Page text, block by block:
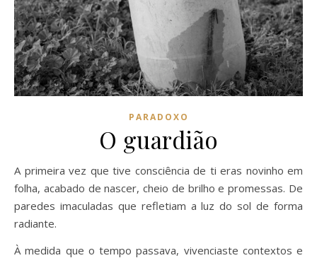
PARADOXO
O guardião
A primeira vez que tive consciência de ti eras novinho em
folha, acabado de nascer, cheio de brilho e promessas. De
paredes imaculadas que refletiam a luz do sol de forma
radiante.
À medida que o tempo passava, vivenciaste contextos e